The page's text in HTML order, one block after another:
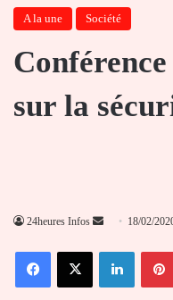
A la une Société
sur la
24heures Infos
Envoyer
courriel
18/02/
FacebookX